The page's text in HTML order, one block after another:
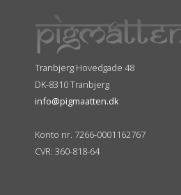
Tranbjerg Hovedgade 48
DK-8310 Tranbjerg
info@pigmaatten.dk
Konto nr. 7266-0001162767
CVR: 360-818-64